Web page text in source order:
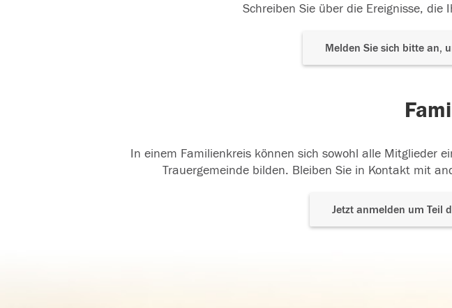
Schreiben Sie über die Ereignisse,
Melden Sie sich bitte an,
In einem Familienkreis können sich sowohl alle Mitglieder
Trauergemeinde bilden. Bleiben Sie in Kontakt mit
Jetzt anmelden um Teil